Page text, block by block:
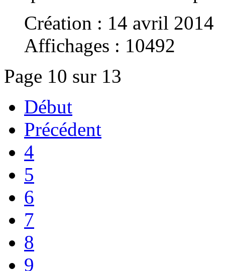
Création : 14 avril 2014
Affichages : 10492
Page 10 sur 13
Début
Précédent
4
5
6
7
8
9